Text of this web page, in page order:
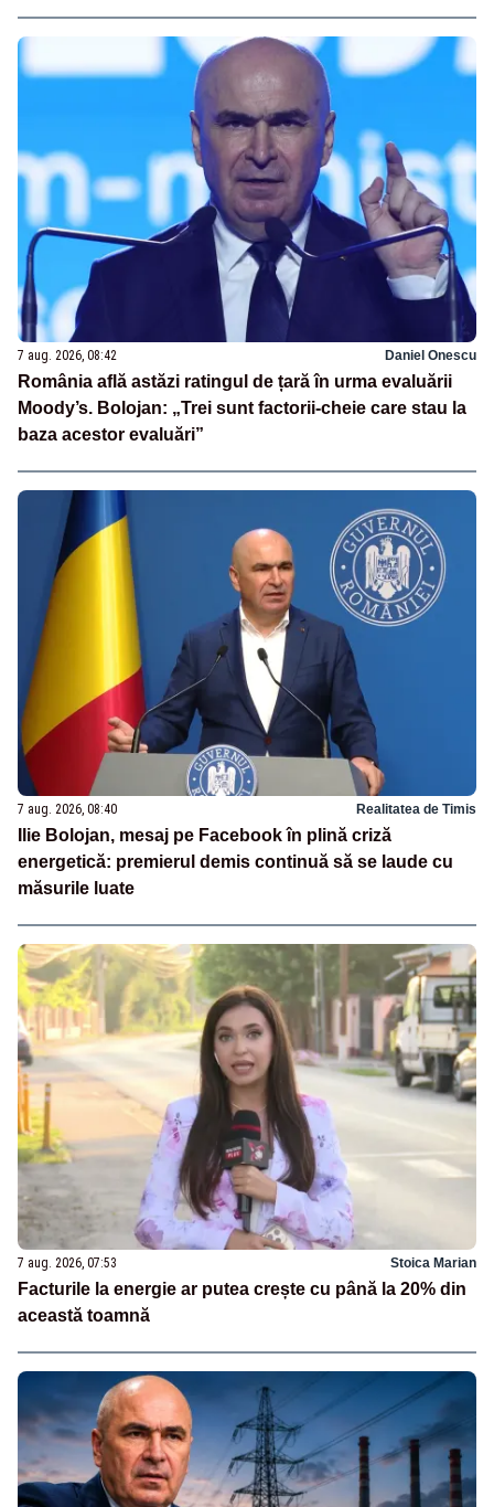
7 aug. 2026, 08:42 Daniel Onescu
România află astăzi ratingul de țară în urma evaluării
Moody’s. Bolojan: „Trei sunt factorii-cheie care stau la
baza acestor evaluări”
7 aug. 2026, 08:40 Realitatea de Timis
Ilie Bolojan, mesaj pe Facebook în plină criză
energetică: premierul demis continuă să se laude cu
măsurile luate
7 aug. 2026, 07:53 Stoica Marian
Facturile la energie ar putea crește cu până la 20% din
această toamnă